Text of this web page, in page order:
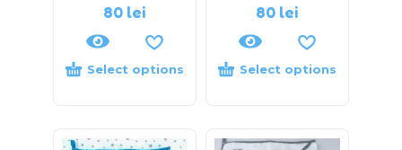
80 lei
Select options
80 lei
Select options